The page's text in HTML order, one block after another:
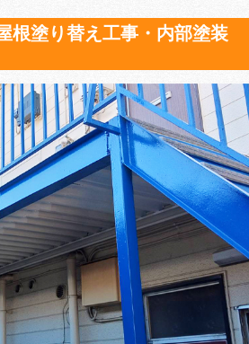
根塗り替え工事・内部塗装